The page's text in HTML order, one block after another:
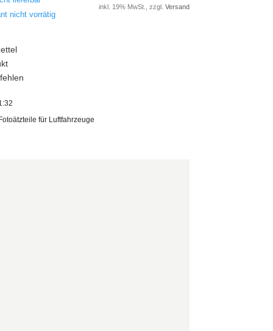
nicht vorrätig
inkl. 19% MwSt., zzgl. Versand
für Luftfahrzeuge